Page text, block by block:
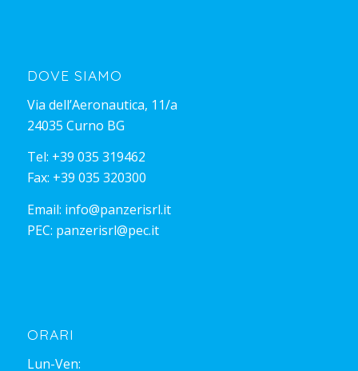
DOVE SIAMO
Via dell’Aeronautica, 11/a
24035 Curno BG
Tel: +39 035 319462
Fax: +39 035 320300
Email: info@panzerisrl.it
PEC: panzerisrl@pec.it
ORARI
Lun-Ven: